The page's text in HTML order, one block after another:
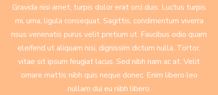
Gravida nisi amet, turpis dolor erat orci duis. Luctus turpis
mi, urna, ligula consequat. Sagittis, condimentum viverra
risus venenatis purus velit pretium ut. Faucibus odio quam
eleifend ut aliquam nisi, dignissim dictum nulla. Tortor,
vitae sit ipsum feugiat lacus. Sed nibh nam ac at. Velit
ornare mattis nibh quis neque donec. Enim libero leo
nullam dui eu nibh libero.